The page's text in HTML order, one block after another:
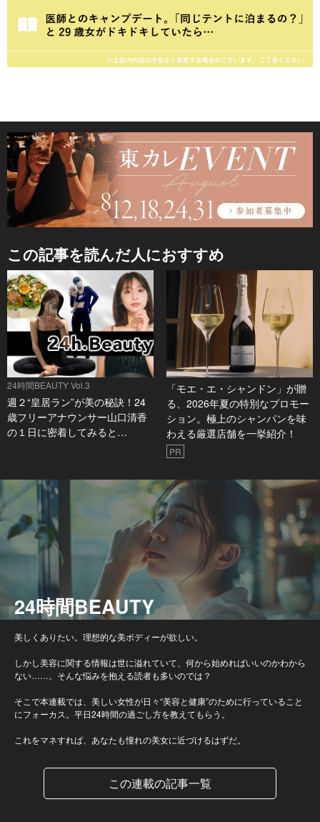
この記事を読んだ人におすすめ
24時間BEAUTY Vol.3
週２“皇居ラン”が美の秘訣！24
歳フリーアナウンサー山口清香
の１日に密着してみると…
「モエ・エ・シャンドン」が贈
る、2026年夏の特別なプロモー
ション。極上のシャンパンを味
わえる厳選店舗を一挙紹介！
PR
24時間BEAUTY
美しくありたい。理想的な美ボディーが欲しい。
しかし美容に関する情報は世に溢れていて、何から始めればいいのかわから
ない……。そんな悩みを抱える読者も多いのでは？
そこで本連載では、美しい女性が日々“美容と健康”のために行っていること
にフォーカス。平日24時間の過ごし方を教えてもらう。
これをマネすれば、あなたも憧れの美女に近づけるはずだ。
この連載の記事一覧